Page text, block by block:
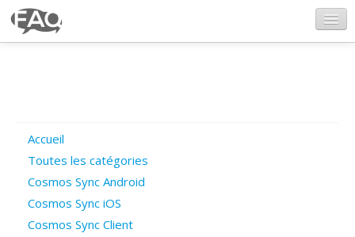
Poser une question
Questions ouvertes
Accueil
Toutes les catégories
Cosmos Sync Android
Cosmos Sync iOS
Cosmos Sync Client